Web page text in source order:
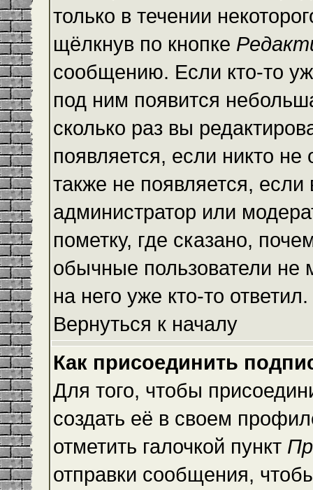
только в течении
щёлкнув по кнопке
сообщению. Если кто-то
под ним появится
сколько раз вы
появляется, если никто
также не появляется,
администратор или
пометку, где сказано,
обычные пользователи не
на него уже кто-то ответил.
Вернуться к началу
Как присоединить
Для того, чтобы
создать её в своем
отметить галочкой пункт
отправки сообщения,